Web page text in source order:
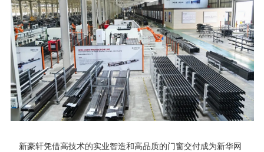
新豪轩凭借高技术的实业智造和高品质的门窗交付成为新华网